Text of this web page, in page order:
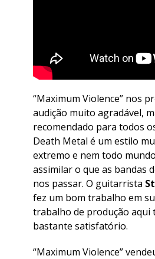
“Maximum Violence” nos
audição muito agradável,
recomendado para todos
Death Metal é um estilo
extremo e nem todo
assimilar o que as bandas
nos passar. O guitarrista
fez um bom trabalho em
trabalho de produção aqui
bastante satisfatório.
“Maximum Violence”